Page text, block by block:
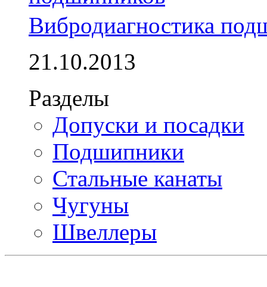
Вибродиагностика
21.10.2013
Разделы
Допуски и посадки
Подшипники
Стальные канаты
Чугуны
Швеллеры